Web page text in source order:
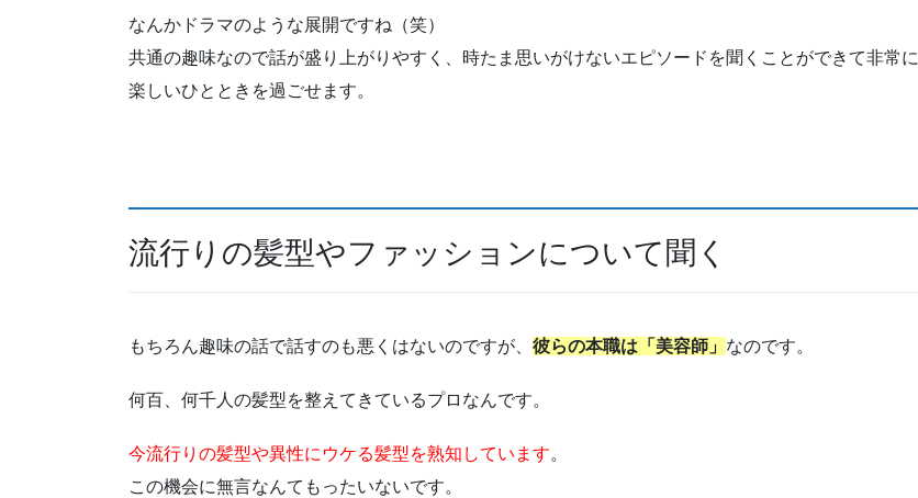
なんかドラマのような展開ですね（笑）
共通の趣味なので話が盛り上がりやすく、時たま思いがけないエピソードを聞くことができて非常に
楽しいひとときを過ごせます。
流行りの髪型やファッションについて聞く
もちろん趣味の話で話すのも悪くはないのですが、 彼らの本職は「美容師」 なのです。
何百、何千人の髪型を整えてきているプロなんです。
今流行りの髪型や異性にウケる髪型を熟知しています。
この機会に無言なんてもったいないです。